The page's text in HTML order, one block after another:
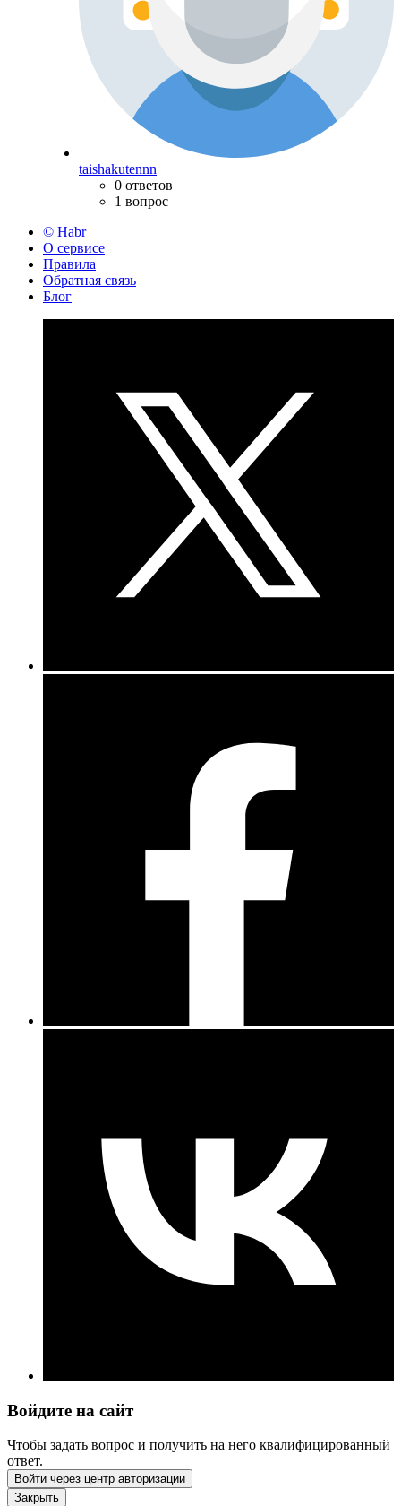
taishakutennn
0 ответов
1 вопрос
© Habr
О сервисе
Правила
Обратная связь
Блог
Войдите на сайт
Чтобы задать вопрос и получить на него квалифицированный
ответ.
Войти через центр авторизации
Закрыть